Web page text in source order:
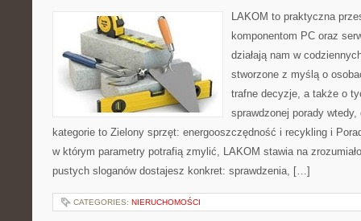
LAKOM to praktyczna
komponentom PC oraz
działają nam w
stworzone z myślą o
trafne decyzje, a także o
sprawdzonej porady
kategorie to Zielony sprzęt: energooszczędność i recykling i
w którym parametry potrafią zmylić, LAKOM stawia na
pustych sloganów dostajesz konkret: sprawdzenia, […]
CATEGORIES: NIERUCHOMOŚCI